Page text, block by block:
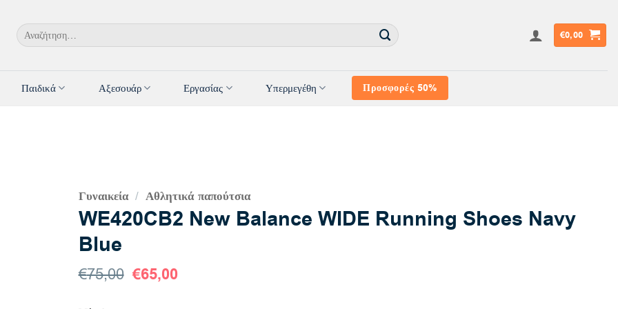
Αναζήτηση
για:
€0,00
Παιδικά Αξεσουάρ Εργασίας Υπερμεγέθη Προσφορές 50%
Γυναικεία / Αθλητικά παπούτσια
WE420CB2 New Balance WIDE Running Shoes Navy
Blue
€75,00 Original
price
€65,00